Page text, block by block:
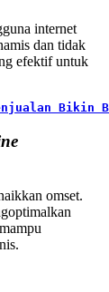
internet
dan tidak
efektif untuk
Bikin
omset.